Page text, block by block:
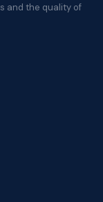
and the quality of